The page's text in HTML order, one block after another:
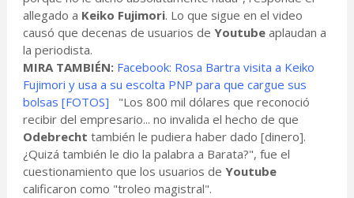
allegado a Keiko Fujimori. Lo que sigue en el video
causó que decenas de usuarios de Youtube aplaudan a
la periodista.
MIRA TAMBIÉN: Facebook: Rosa Bartra visita a Keiko
Fujimori y usa a su escolta PNP para que cargue sus
bolsas [FOTOS] "Los 800 mil dólares que reconoció
recibir del empresario... no invalida el hecho de que
Odebrecht también le pudiera haber dado [dinero].
¿Quizá también le dio la palabra a Barata?", fue el
cuestionamiento que los usuarios de Youtube
calificaron como "troleo magistral".